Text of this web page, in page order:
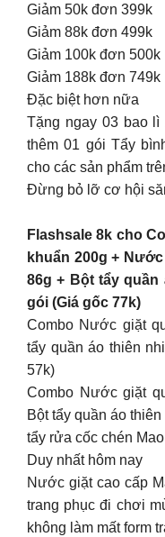
Giảm 50k đơn 399k
Giảm 88k đơn 499k
Giảm 100k đơn 500k
Giảm 188k đơn 749k
Đặc biệt hơn nữa
Tặng ngay 03 bao
thêm 01 gói Tẩy
cho các sản phẩm
Đừng bỏ lỡ cơ hội
Flashsale 8k cho
khuẩn 200g +
86g + Bột tẩy quần
gói (Giá gốc 77k)
Combo Nước giặt
tẩy quần áo thiên
57k)
Combo Nước giặt
Bột tẩy quần áo
tẩy rửa cốc chén
Duy nhất hôm nay
Nước giặt cao cấp
trang phục đi chơi
không làm mất form